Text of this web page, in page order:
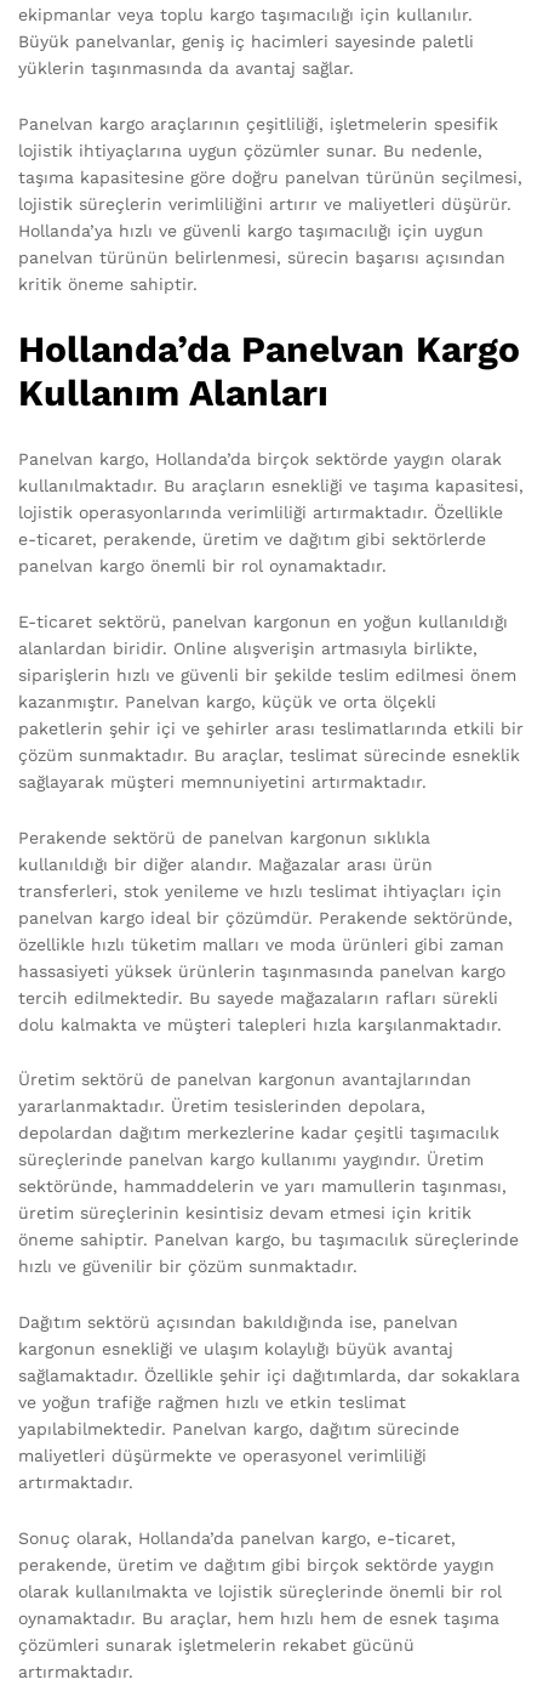
ekipmanlar veya toplu kargo taşımacılığı için kullanılır.
Büyük panelvanlar, geniş iç hacimleri sayesinde paletli
yüklerin taşınmasında da avantaj sağlar.
Panelvan kargo araçlarının çeşitliliği, işletmelerin spesifik
lojistik ihtiyaçlarına uygun çözümler sunar. Bu nedenle,
taşıma kapasitesine göre doğru panelvan türünün seçilmesi,
lojistik süreçlerin verimliliğini artırır ve maliyetleri düşürür.
Hollanda’ya hızlı ve güvenli kargo taşımacılığı için uygun
panelvan türünün belirlenmesi, sürecin başarısı açısından
kritik öneme sahiptir.
Hollanda’da Panelvan Kargo
Kullanım Alanları
Panelvan kargo, Hollanda’da birçok sektörde yaygın olarak
kullanılmaktadır. Bu araçların esnekliği ve taşıma kapasitesi,
lojistik operasyonlarında verimliliği artırmaktadır. Özellikle
e-ticaret, perakende, üretim ve dağıtım gibi sektörlerde
panelvan kargo önemli bir rol oynamaktadır.
E-ticaret sektörü, panelvan kargonun en yoğun kullanıldığı
alanlardan biridir. Online alışverişin artmasıyla birlikte,
siparişlerin hızlı ve güvenli bir şekilde teslim edilmesi önem
kazanmıştır. Panelvan kargo, küçük ve orta ölçekli
paketlerin şehir içi ve şehirler arası teslimatlarında etkili bir
çözüm sunmaktadır. Bu araçlar, teslimat sürecinde esneklik
sağlayarak müşteri memnuniyetini artırmaktadır.
Perakende sektörü de panelvan kargonun sıklıkla
kullanıldığı bir diğer alandır. Mağazalar arası ürün
transferleri, stok yenileme ve hızlı teslimat ihtiyaçları için
panelvan kargo ideal bir çözümdür. Perakende sektöründe,
özellikle hızlı tüketim malları ve moda ürünleri gibi zaman
hassasiyeti yüksek ürünlerin taşınmasında panelvan kargo
tercih edilmektedir. Bu sayede mağazaların rafları sürekli
dolu kalmakta ve müşteri talepleri hızla karşılanmaktadır.
Üretim sektörü de panelvan kargonun avantajlarından
yararlanmaktadır. Üretim tesislerinden depolara,
depolardan dağıtım merkezlerine kadar çeşitli taşımacılık
süreçlerinde panelvan kargo kullanımı yaygındır. Üretim
sektöründe, hammaddelerin ve yarı mamullerin taşınması,
üretim süreçlerinin kesintisiz devam etmesi için kritik
öneme sahiptir. Panelvan kargo, bu taşımacılık süreçlerinde
hızlı ve güvenilir bir çözüm sunmaktadır.
Dağıtım sektörü açısından bakıldığında ise, panelvan
kargonun esnekliği ve ulaşım kolaylığı büyük avantaj
sağlamaktadır. Özellikle şehir içi dağıtımlarda, dar sokaklara
ve yoğun trafiğe rağmen hızlı ve etkin teslimat
yapılabilmektedir. Panelvan kargo, dağıtım sürecinde
maliyetleri düşürmekte ve operasyonel verimliliği
artırmaktadır.
Sonuç olarak, Hollanda’da panelvan kargo, e-ticaret,
perakende, üretim ve dağıtım gibi birçok sektörde yaygın
olarak kullanılmakta ve lojistik süreçlerinde önemli bir rol
oynamaktadır. Bu araçlar, hem hızlı hem de esnek taşıma
çözümleri sunarak işletmelerin rekabet gücünü
artırmaktadır.